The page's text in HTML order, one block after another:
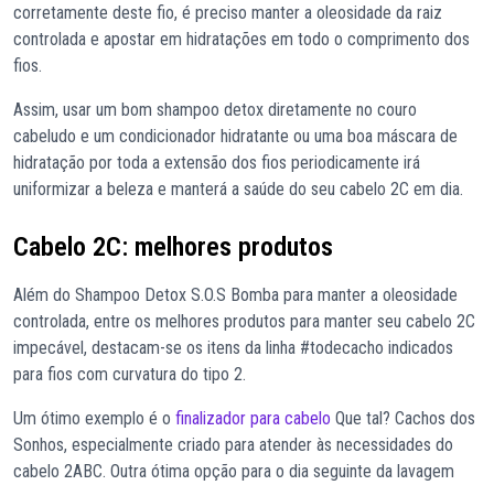
corretamente deste fio, é preciso manter a oleosidade da raiz
controlada e apostar em hidratações em todo o comprimento dos
fios.
Assim, usar um bom shampoo detox diretamente no couro
cabeludo e um condicionador hidratante ou uma boa máscara de
hidratação por toda a extensão dos fios periodicamente irá
uniformizar a beleza e manterá a saúde do seu cabelo 2C em dia.
Cabelo 2C: melhores produtos
Além do Shampoo Detox S.O.S Bomba para manter a oleosidade
controlada, entre os melhores produtos para manter seu cabelo 2C
impecável, destacam-se os itens da linha #todecacho indicados
para fios com curvatura do tipo 2.
Um ótimo exemplo é o finalizador para cabelo Que tal? Cachos dos
Sonhos, especialmente criado para atender às necessidades do
cabelo 2ABC. Outra ótima opção para o dia seguinte da lavagem